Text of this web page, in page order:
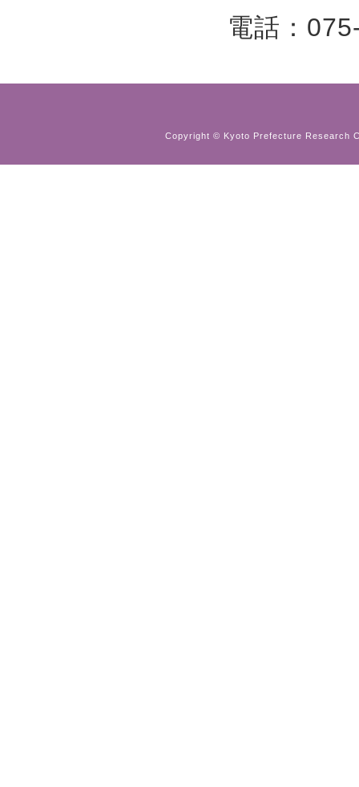
電話：075-
Copyright © Kyoto Prefecture Research